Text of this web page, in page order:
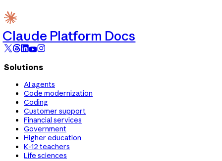
Claude Platform Docs
Solutions
AI agents
Code modernization
Coding
Customer support
Financial services
Government
Higher education
K-12 teachers
Life sciences